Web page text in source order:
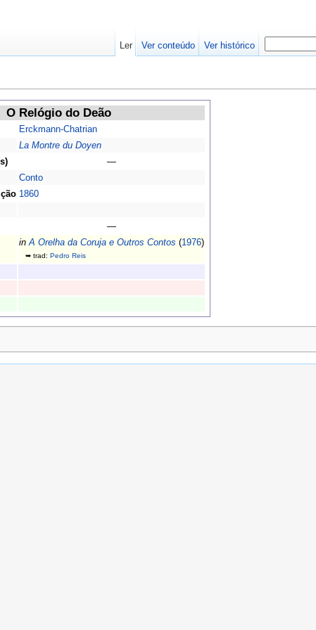
O Relógio do Deão
Erckmann-Chatrian
La Montre du Doyen
—
Conto
1860
—
in A Orelha da Coruja e Outros Contos (1976)
➥ trad: Pedro Reis
Ler Ver conteúdo Ver histórico